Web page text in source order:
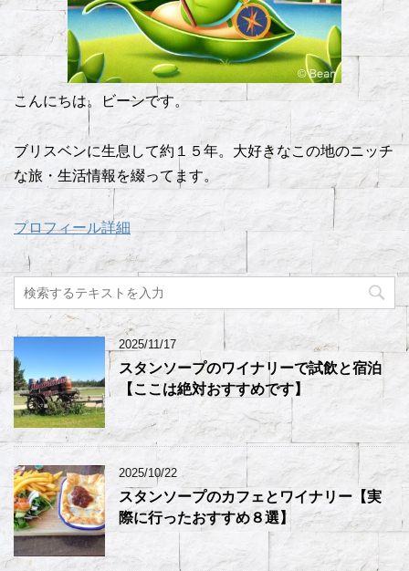
こんにちは。ビーンです。
ブリスベンに生息して約１５年。大好きなこの地のニッチ
な旅・生活情報を綴ってます。
プロフィール詳細
2025/11/17
スタンソープのワイナリーで試飲と宿泊
【ここは絶対おすすめです】
2025/10/22
スタンソープのカフェとワイナリー【実
際に行ったおすすめ８選】